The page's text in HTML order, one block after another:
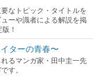
なトピック・タイトルを
ーや識者による解説を掲
！
ターの青春〜
るマンガ家・田中圭一先
す。